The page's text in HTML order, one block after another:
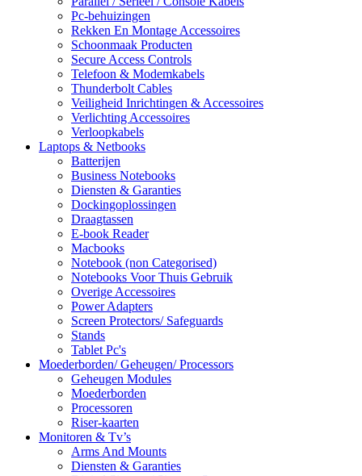
Pc-behuizingen
Rekken En Montage Accessoires
Schoonmaak Producten
Secure Access Controls
Telefoon & Modemkabels
Thunderbolt Cables
Veiligheid Inrichtingen & Accessoires
Verlichting Accessoires
Verloopkabels
Laptops & Netbooks
Batterijen
Business Notebooks
Diensten & Garanties
Dockingoplossingen
Draagtassen
E-book Reader
Macbooks
Notebook (non Categorised)
Notebooks Voor Thuis Gebruik
Overige Accessoires
Power Adapters
Screen Protectors/ Safeguards
Stands
Tablet Pc's
Moederborden/ Geheugen/ Processors
Geheugen Modules
Moederborden
Processoren
Riser-kaarten
Monitoren & Tv’s
Arms And Mounts
Diensten & Garanties